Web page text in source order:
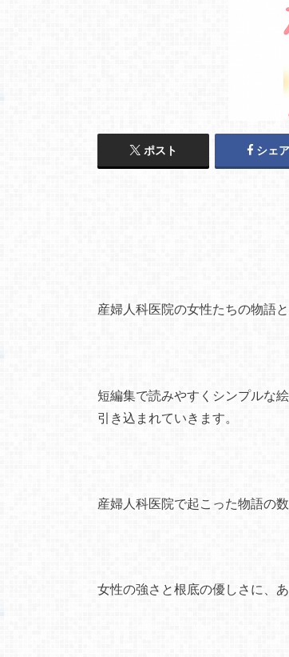
ポスト シェア
産婦人科医院の女性たちの物語
短編集で読みやすくシンプルな
引き込まれていきます。
産婦人科医院で起こった物語の数
女性の強さと根底の優しさに、